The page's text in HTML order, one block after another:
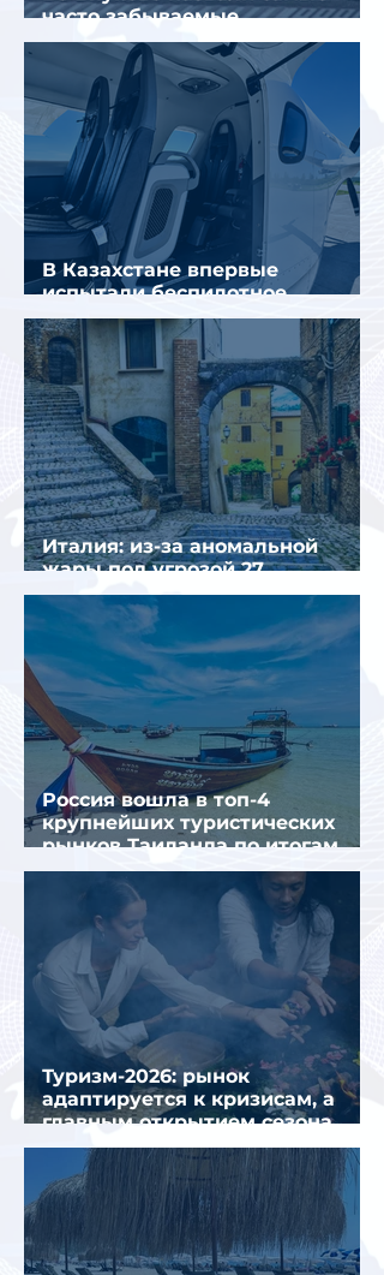
часто забываемые
пассажирами вещи
В Казахстане впервые
испытали беспилотное
аэротакси с пассажирами
Италия: из-за аномальной
жары под угрозой 27
крупнейших городов
Россия вошла в топ-4
крупнейших туристических
рынков Таиланда по итогам
семи месяцев 2026 года
Туризм-2026: рынок
адаптируется к кризисам, а
главным открытием сезона
стал Вьетнам